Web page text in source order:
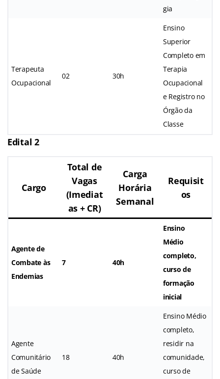
gia
Terapeuta
Ocupacional
02 30h
Ensino
Superior
Completo em
Terapia
Ocupacional
e Registro no
Órgão da
Classe
Edital 2
Cargo
Total de
Vagas
(Imediat
as + CR)
Carga
Horária
Semanal
Requisit
os
Agente de
Combate às
Endemias
7 40h
Ensino
Médio
completo,
curso de
formação
inicial
Agente
Comunitário
de Saúde
18 40h
Ensino Médio
completo,
residir na
comunidade,
curso de